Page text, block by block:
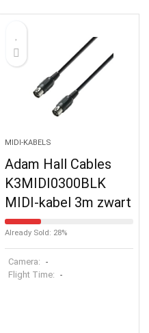
MIDI-KABELS
Adam Hall Cables
K3MIDI0300BLK
MIDI-kabel 3m zwart
Already Sold: 28%
Camera: -
Flight Time: -